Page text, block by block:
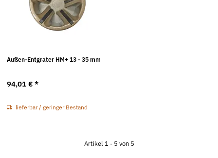
Außen-Entgrater HM+ 13 - 35 mm
94,01 € *
lieferbar / geringer Bestand
Artikel 1 - 5 von 5